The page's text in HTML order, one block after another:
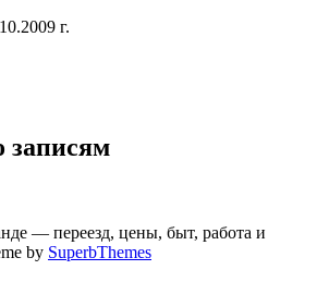
г.
записям
— переезд, цены, быт, работа и
by SuperbThemes